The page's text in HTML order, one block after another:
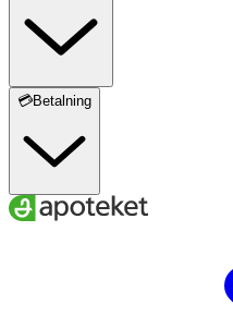
💳Betalning